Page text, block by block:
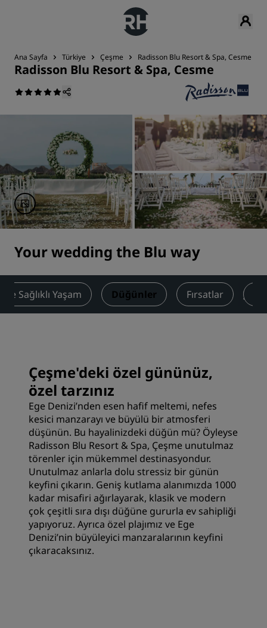
Ana Sayfa Türkiye Çeşme Radisson Blu Resort & Spa, Cesme
Radisson Blu Resort & Spa, Cesme
Your wedding the Blu way
ve Sağlıklı Yaşam Düğünler Fırsatlar
Çeşme'deki özel gününüz,
özel tarzınız
Ege Denizi’nden esen hafif meltemi, nefes
kesici manzarayı ve büyülü bir atmosferi
düşünün. Bu hayalinizdeki düğün mü? Öyleyse
Radisson Blu Resort & Spa, Çeşme unutulmaz
törenler için mükemmel destinasyondur.
Unutulmaz anlarla dolu stressiz bir günün
keyfini çıkarın. Geniş kutlama alanımızda 1000
kadar misafiri ağırlayarak, klasik ve modern
çok çeşitli sıra dışı düğüne gururla ev sahipliği
yapıyoruz. Ayrıca özel plajımız ve Ege
Denizi’nin büyüleyici manzaralarının keyfini
çıkaracaksınız.